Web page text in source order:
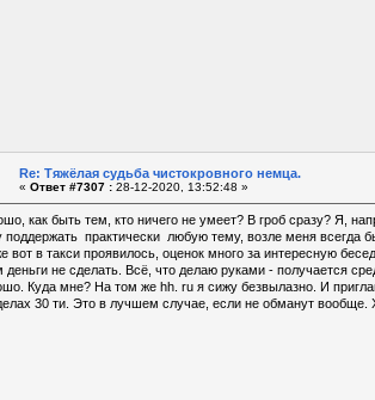
Re: Тяжёлая судьба чистокровного немца.
« Ответ #7307 : 28-12-2020, 13:52:48 »
как быть тем, кто ничего не умеет? В гроб сразу? Я,
поддержать практически любую тему, возле меня всегда
вот в такси проявилось, оценок много за интересную
деньги не сделать. Всё, что делаю руками - получается
Куда мне? На том же hh. ru я сижу безвылазно. И
30 ти. Это в лучшем случае, если не обманут вообще.